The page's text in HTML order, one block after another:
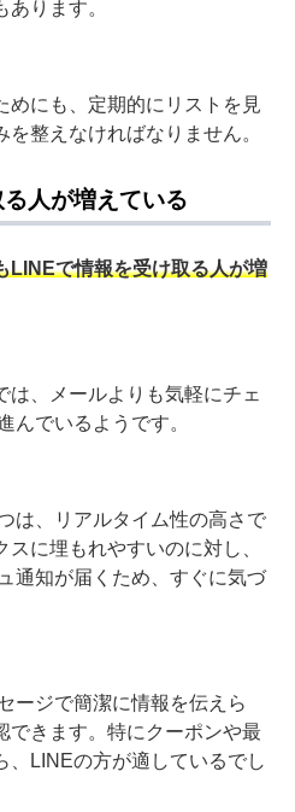
ります。
めにも、定期的にリストを見
整えなければなりません。
人が増えている
LINEで情報を受け取る人が増
は、メールよりも気軽にチェ
んでいるようです。
は、リアルタイム性の高さで
に埋もれやすいのに対し、
通知が届くため、すぐに気づ
ージで簡潔に情報を伝えら
できます。特にクーポンや最
LINEの方が適しているでし